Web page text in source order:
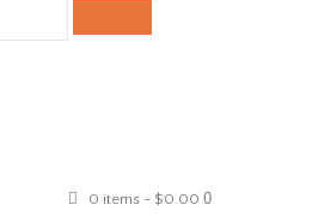
0 items - $0.00 0